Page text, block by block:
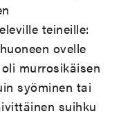
teineille:
ovelle
murrosikäisen
syöminen tai
suihku